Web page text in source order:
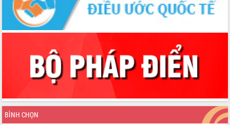
BÌNH CHỌN